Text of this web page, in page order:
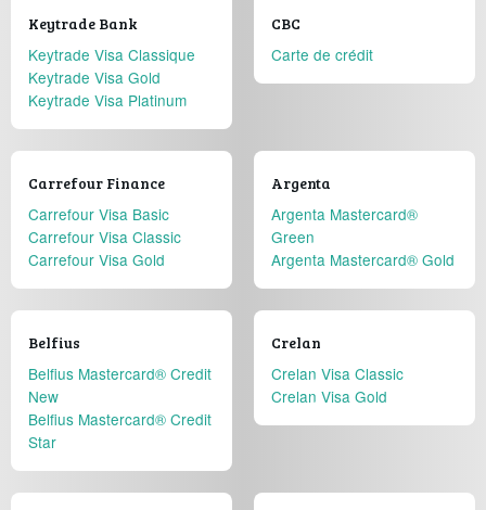
Keytrade Bank
Keytrade Visa Classique
Keytrade Visa Gold
Keytrade Visa Platinum
CBC
Carte de crédit
Carrefour Finance
Carrefour Visa Basic
Carrefour Visa Classic
Carrefour Visa Gold
Argenta
Argenta Mastercard®
Green
Argenta Mastercard® Gold
Belfius
Belfius Mastercard® Credit
New
Belfius Mastercard® Credit
Star
Crelan
Crelan Visa Classic
Crelan Visa Gold